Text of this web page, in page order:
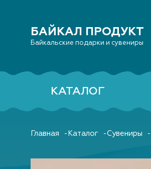
БАЙКАЛ ПРОДУКТ
Байкальские подарки и сувениры
КАТАЛОГ
Главная Каталог Сувениры